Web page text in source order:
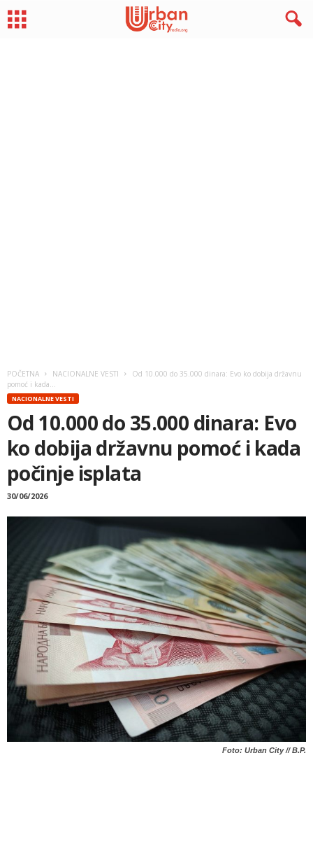
POČETNA NACIONALNE VESTI
Od 10.000 do 35.000 dinara: Evo ko dobija državnu
pomoć i kada...
NACIONALNE VESTI
Od 10.000 do 35.000 dinara: Evo
ko dobija državnu pomoć i kada
počinje isplata
30/06/2026
Foto: Urban City // B.P.